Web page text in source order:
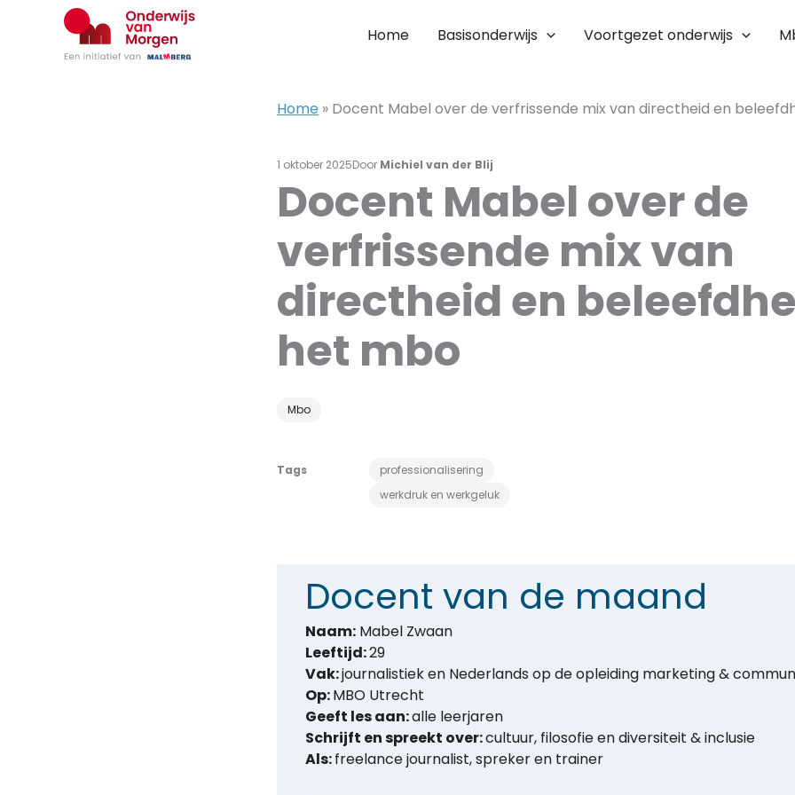
Home Basisonderwijs Voortgezet onderwijs
Home » Docent Mabel over de verfrissende mix van directheid en
1 oktober 2025Door Michiel van der Blij
Mbo
Tags
professionalisering
werkdruk en werkgeluk
Docent Mabel over de
verfrissende mix van
directheid en
het mbo
Docent van de maand
Naam: Mabel Zwaan
Leeftijd:29
Vak:journalistiek en Nederlands op de opleiding marketing &
Op:MBO Utrecht
Geeft les aan:alle leerjaren
Schrijft en spreekt over:cultuur, filosofie en diversiteit & inclusie
Als:freelance journalist, spreker en trainer